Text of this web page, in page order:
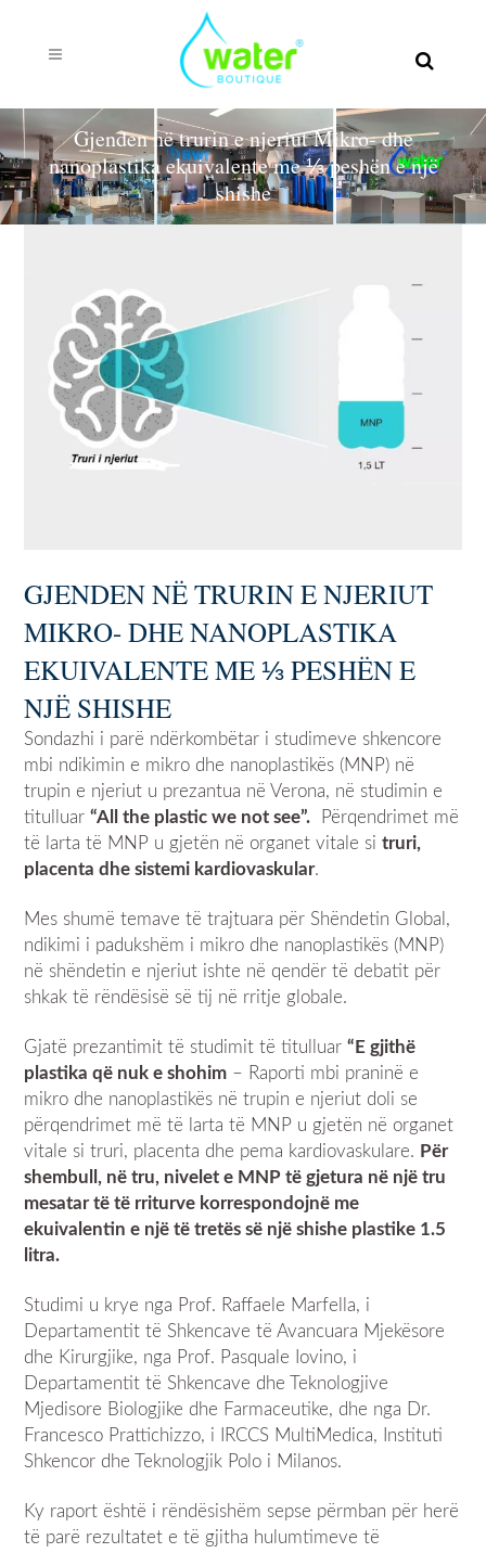
Gjenden në trurin e njeriut Mikro- dhe
nanoplastika ekuivalente me ⅓ peshën e një
shishe
GJENDEN NË TRURIN E NJERIUT
MIKRO- DHE NANOPLASTIKA
EKUIVALENTE ME ⅓ PESHËN E
NJË SHISHE
Sondazhi i parë ndërkombëtar i studimeve shkencore
mbi ndikimin e mikro dhe nanoplastikës (MNP) në
trupin e njeriut u prezantua në Verona, në studimin e
titulluar“All the plastic we not see”. Përqendrimet më
të larta të MNP u gjetën në organet vitale sitruri,
placenta dhe sistemi kardiovaskular.
Mes shumë temave të trajtuara për Shëndetin Global,
ndikimi i padukshëm i mikro dhe nanoplastikës (MNP)
në shëndetin e njeriut ishte në qendër të debatit për
shkak të rëndësisë së tij në rritje globale.
Gjatë prezantimit të studimit të titulluar“E gjithë
plastika që nuk e shohim – Raporti mbi praninë e
mikro dhe nanoplastikës në trupin e njeriut doli se
përqendrimet më të larta të MNP u gjetën në organet
vitale si truri, placenta dhe pema kardiovaskulare. Për
shembull, në tru, nivelet e MNP të gjetura në një tru
mesatar të të rriturve korrespondojnë me
ekuivalentin e një të tretës së një shishe plastike 1.5
litra.
Studimi u krye nga Prof. Raffaele Marfella, i
Departamentit të Shkencave të Avancuara Mjekësore
dhe Kirurgjike, nga Prof. Pasquale Iovino, i
Departamentit të Shkencave dhe Teknologjive
Mjedisore Biologjike dhe Farmaceutike, dhe nga Dr.
Francesco Prattichizzo, i IRCCS MultiMedica, Instituti
Shkencor dhe Teknologjik Polo i Milanos.
Ky raport është i rëndësishëm sepse përmban për herë
të parë rezultatet e të gjitha hulumtimeve të